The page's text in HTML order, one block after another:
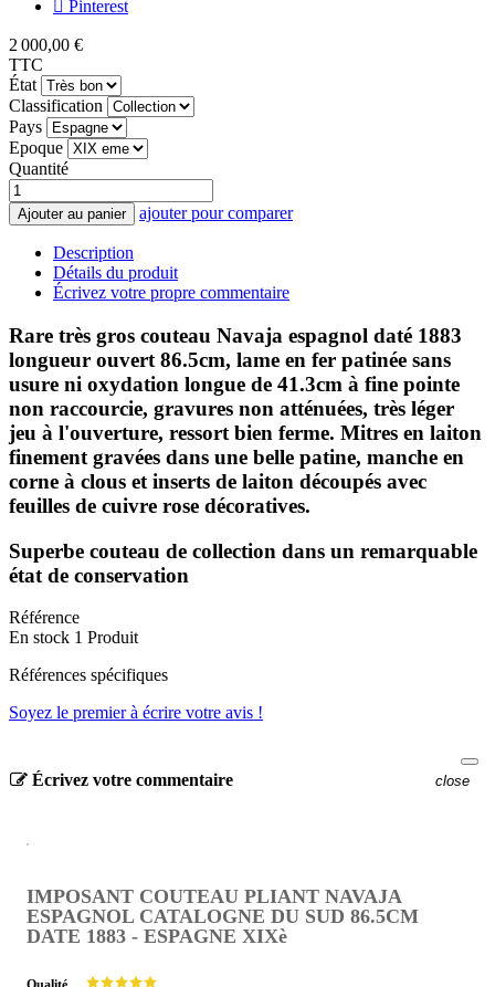
Pinterest
2 000,00 €
TTC
État
Classification
Pays
Epoque
Quantité
Ajouter au panier ajouter pour comparer
Description
Détails du produit
Écrivez votre propre commentaire
Rare très gros couteau Navaja espagnol daté 1883
longueur ouvert 86.5cm, lame en fer patinée sans
usure ni oxydation longue de 41.3cm à fine pointe
non raccourcie, gravures non atténuées, très léger
jeu à l'ouverture, ressort bien ferme. Mitres en laiton
finement gravées dans une belle patine, manche en
corne à clous et inserts de laiton découpés avec
feuilles de cuivre rose décoratives.
Superbe couteau de collection dans un remarquable
état de conservation
Référence
En stock 1 Produit
Références spécifiques
Soyez le premier à écrire votre avis !
Écrivez votre commentaire close
IMPOSANT COUTEAU PLIANT NAVAJA
ESPAGNOL CATALOGNE DU SUD 86.5CM
DATE 1883 - ESPAGNE XIXè